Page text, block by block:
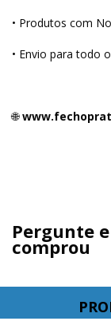
• Produtos com
• Envio para todo
🌐
Pergunte
comprou